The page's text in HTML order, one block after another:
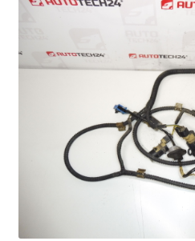
Košík
Obchodné podmienky